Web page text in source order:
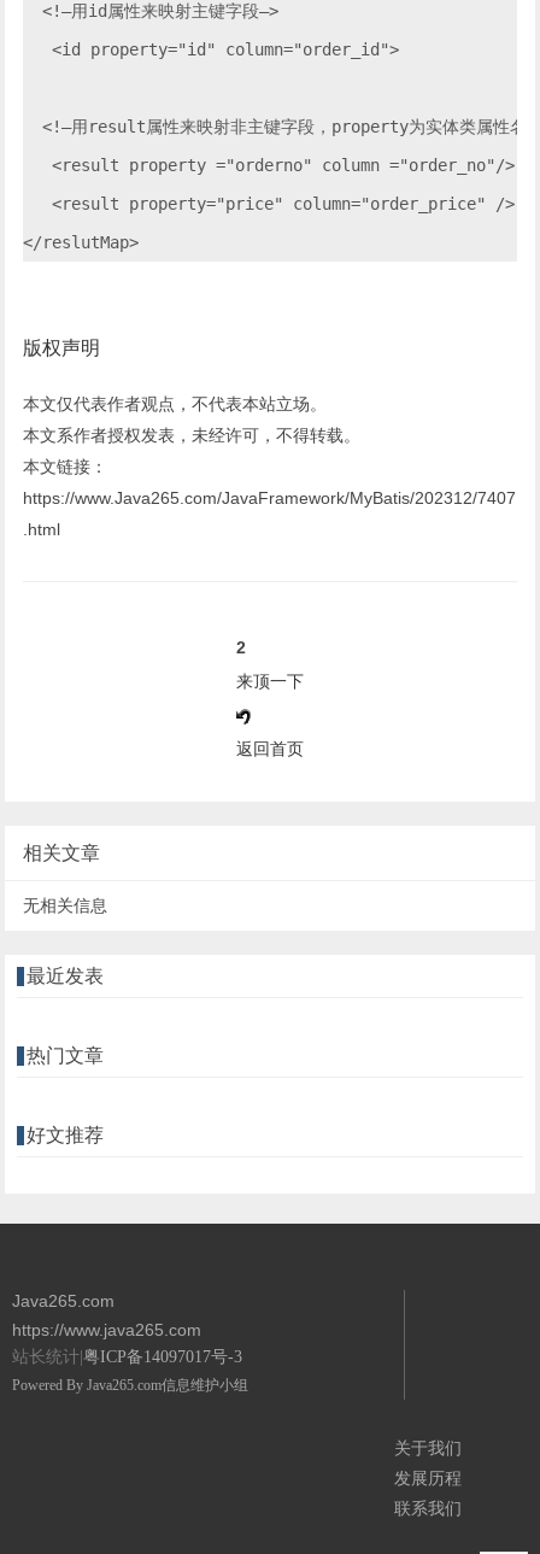
  <!–用id属性来映射主键字段–>
   <id property="id" column="order_id">
<!–用result属性来映射非主键字段，property为实体类属性名
   <result property ="orderno" column ="order_no"/>
   <result property="price" column="order_price" />
版权声明
本文仅代表作者观点，不代表本站立场。
本文系作者授权发表，未经许可，不得转载。
本文链接：
https://www.Java265.com/JavaFramework/MyBatis/202312/7407
.html
2
来顶一下
返回首页
相关文章
无相关信息
最近发表
热门文章
好文推荐
Java265.com
https://www.java265.com
站长统计| 粤ICP备14097017号-3
Powered By Java265.com信息维护小组
关于我们
发展历程
联系我们